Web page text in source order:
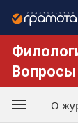
Вопросы
О